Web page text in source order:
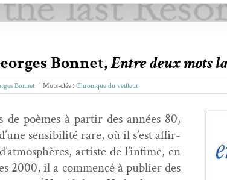
Bonnet,Entre deux mots
Bonnet Mots-clés : Chronique du veilleur
poèmes à par­tir des années 80,
sen­si­bil­ité rare, où il s’est affir­
artiste de l’infime, en
2000, il a com­mencé à pub­li­er des